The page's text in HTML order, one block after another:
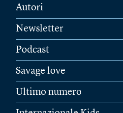
Autori
Newsletter
Podcast
Savage love
Ultimo numero